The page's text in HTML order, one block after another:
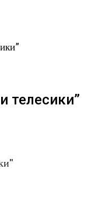
телесики”